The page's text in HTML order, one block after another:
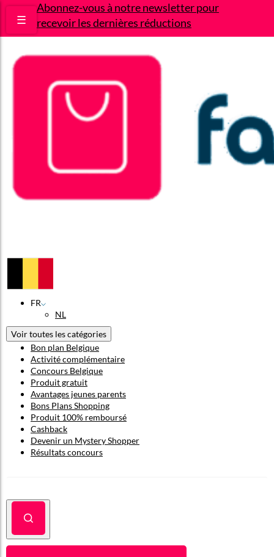
Abonnez-vous à notre newsletter pour
recevoir les dernières réductions
☰
FR
NL
Voir toutes les catégories
Bon plan Belgique
Activité complémentaire
Concours Belgique
Produit gratuit
Avantages jeunes parents
Bons Plans Shopping
Produit 100% remboursé
Cashback
Devenir un Mystery Shopper
Résultats concours